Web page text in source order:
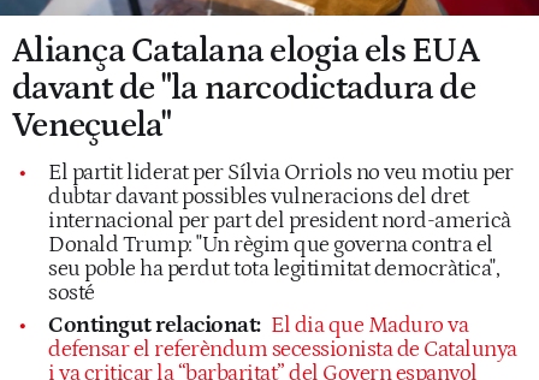
Aliança Catalana elogia els EUA
davant de "la narcodictadura de
Veneçuela"
El partit liderat per Sílvia Orriols no veu motiu per
dubtar davant possibles vulneracions del dret
internacional per part del president nord-americà
Donald Trump: "Un règim que governa contra el
seu poble ha perdut tota legitimitat democràtica",
sosté
Contingut relacionat: El dia que Maduro va
defensar el referèndum secessionista de Catalunya
i va criticar la “barbaritat” del Govern espanyol